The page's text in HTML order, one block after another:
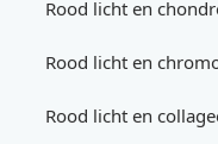
Rood licht en
Rood licht en
Rood licht en